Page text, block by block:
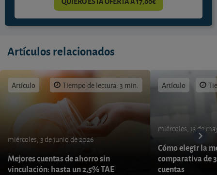
Artículos relacionados
Artículo Tiempo de lectura: 3 min.
miércoles, 3 de junio de 2026
Mejores cuentas de ahorro sin
vinculación: hasta un 2,5% TAE
Artículo
miércoles, 13 de
Cómo elegir la
comparativa de
cuentas